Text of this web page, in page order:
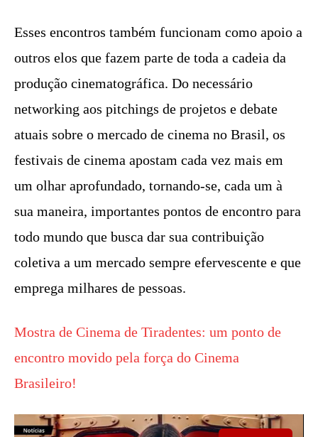
Esses encontros também funcionam como apoio a
outros elos que fazem parte de toda a cadeia da
produção cinematográfica. Do necessário
networking aos pitchings de projetos e debate
atuais sobre o mercado de cinema no Brasil, os
festivais de cinema apostam cada vez mais em
um olhar aprofundado, tornando-se, cada um à
sua maneira, importantes pontos de encontro para
todo mundo que busca dar sua contribuição
coletiva a um mercado sempre efervescente e que
emprega milhares de pessoas.
Mostra de Cinema de Tiradentes: um ponto de
encontro movido pela força do Cinema
Brasileiro!